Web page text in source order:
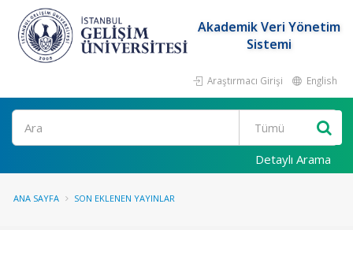
Akademik Veri Yönetim
Sistemi
Araştırmacı Girişi English
Ara
Detaylı Arama
ANA SAYFA SON EKLENEN YAYINLAR